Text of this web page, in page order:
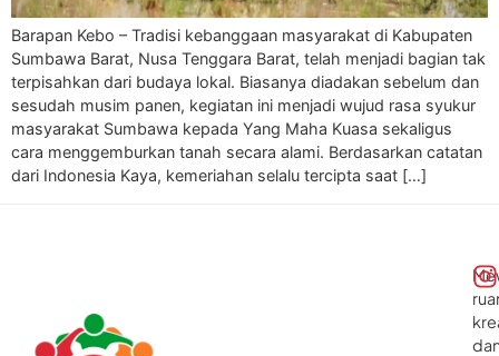
Barapan Kebo – Tradisi kebanggaan masyarakat di Kabupaten
Sumbawa Barat, Nusa Tenggara Barat, telah menjadi bagian tak
terpisahkan dari budaya lokal. Biasanya diadakan sebelum dan
sesudah musim panen, kegiatan ini menjadi wujud rasa syukur
masyarakat Sumbawa kepada Yang Maha Kuasa sekaligus
cara menggemburkan tanah secara alami. Berdasarkan catatan
dari Indonesia Kaya, kemeriahan selalu tercipta saat […]